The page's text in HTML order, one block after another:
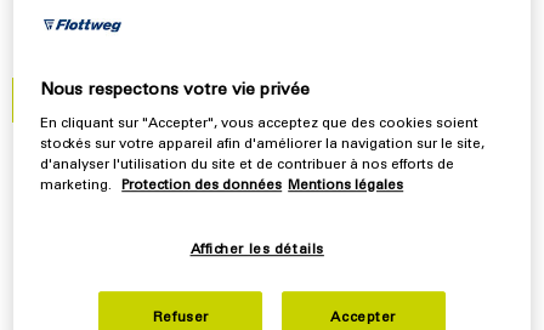
supérieure du thé
Faites-vous conseiller dés maintenant
extraction de thé et de thé
instantané
Nous respectons votre vie privée
En cliquant sur "Accepter", vous acceptez que des cookies soient
stockés sur votre appareil afin d'améliorer la navigation sur le site,
d'analyser l'utilisation du site et de contribuer à nos efforts de
marketing.
Protection des données Mentions légales
Afficher les détails
Refuser Accepter